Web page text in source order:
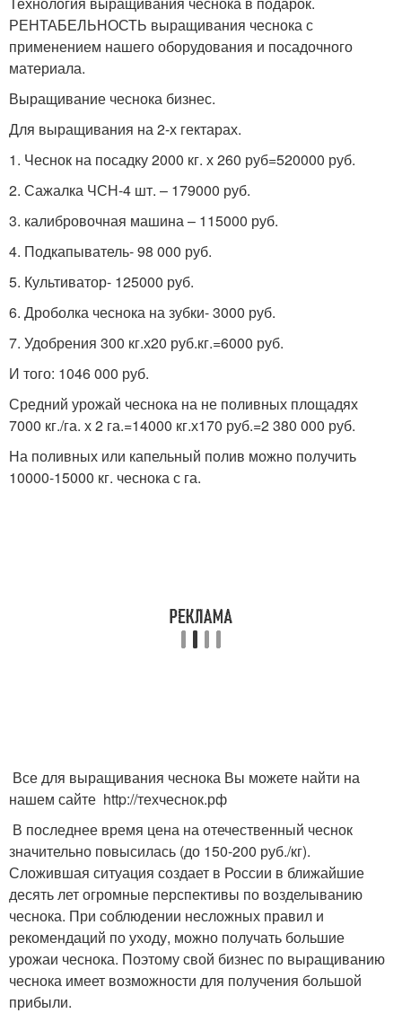
РЕНТАБЕЛЬНОСТЬ выращивания чеснока с
применением нашего оборудования и посадочного
материала.
Выращивание чеснока бизнес.
Для выращивания на 2-х гектарах.
1. Чеснок на посадку 2000 кг. х 260 руб=520000 руб.
2. Сажалка ЧСН-4 шт. – 179000 руб.
3. калибровочная машина – 115000 руб.
4. Подкапыватель- 98 000 руб.
5. Культиватор- 125000 руб.
6. Дроболка чеснока на зубки- 3000 руб.
7. Удобрения 300 кг.х20 руб.кг.=6000 руб.
И того: 1046 000 руб.
Средний урожай чеснока на не поливных площадях
7000 кг./га. х 2 га.=14000 кг.х170 руб.=2 380 000 руб.
На поливных или капельный полив можно получить
10000-15000 кг. чеснока с га.
Все для выращивания чеснока Вы можете найти на
нашем сайте http://техчеснок.рф
В последнее время цена на отечественный чеснок
значительно повысилась (до 150-200 руб./кг).
Сложившая ситуация создает в России в ближайшие
десять лет огромные перспективы по возделыванию
чеснока. При соблюдении несложных правил и
рекомендаций по уходу, можно получать большие
урожаи чеснока. Поэтому свой бизнес по выращиванию
чеснока имеет возможности для получения большой
прибыли.